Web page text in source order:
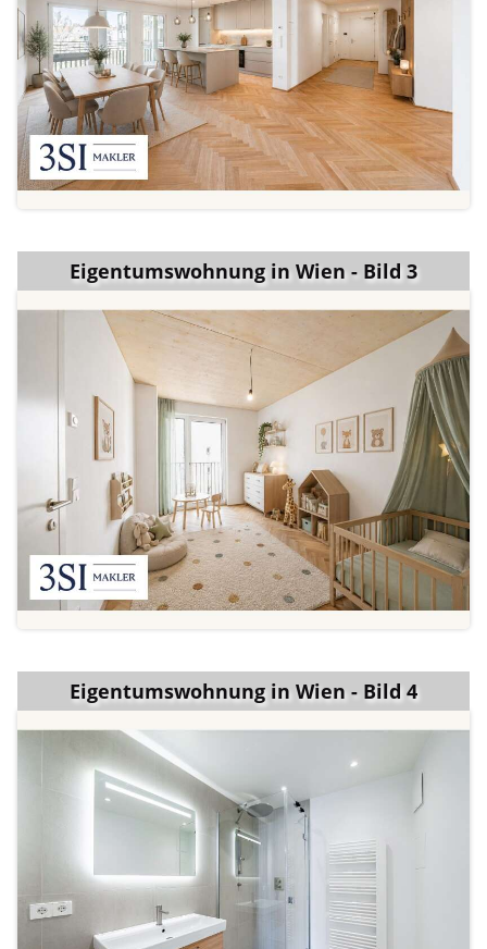
Eigentumswohnung in Wien - Bild 3
Eigentumswohnung in Wien - Bild 4